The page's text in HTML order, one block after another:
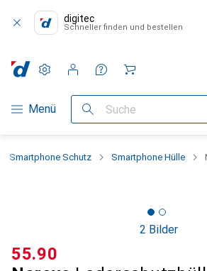
digitec
Schneller finden und bestellen
Navigation nach Kategorien
Menü Suche
Einstellungen
Kundenkonto
Vergleichslisten
Merklisten
Warenkorb
Smartphone Schutz Smartphone Hülle
2 Bilder
CHF
55.90